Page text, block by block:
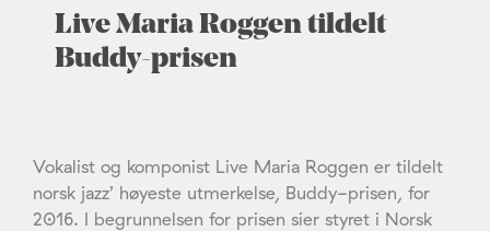
Live Maria Roggen tildelt
Buddy-prisen
Vokalist og komponist Live Maria Roggen er tildelt
norsk jazz’ høyeste utmerkelse, Buddy-prisen, for
2016. I begrunnelsen for prisen sier styret i Norsk